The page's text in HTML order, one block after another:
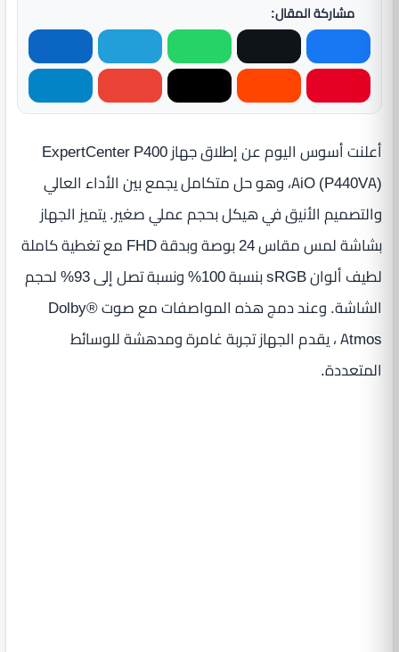
مشاركة المقال:
أعلنت أسوس اليوم عن إطلاق جهاز ExpertCenter P400
AiO (P440VA)، وهو حل متكامل يجمع بين الأداء العالي
والتصميم الأنيق في هيكل بحجم عملي صغير. يتميز الجهاز
بشاشة لمس مقاس 24 بوصة وبدقة FHD مع تغطية كاملة
لطيف ألوان sRGB بنسبة 100% ونسبة تصل إلى 93% لحجم
الشاشة. وعند دمج هذه المواصفات مع صوت Dolby®
Atmos ، يقدم الجهاز تجربة غامرة ومدهشة للوسائط
المتعددة.